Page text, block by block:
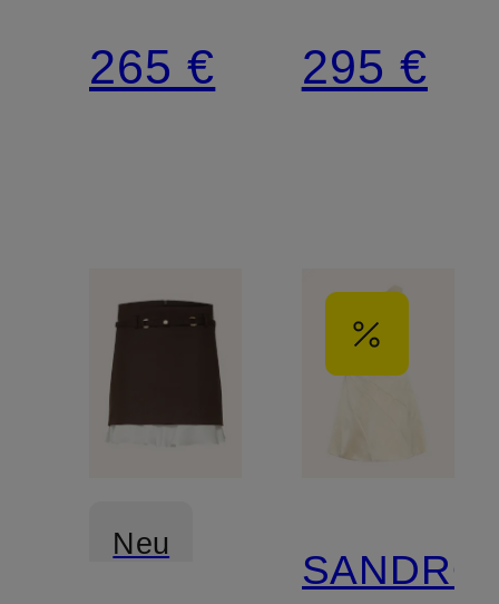
Jeansoptik
im
265 € 295 €
Neu
SANDRO